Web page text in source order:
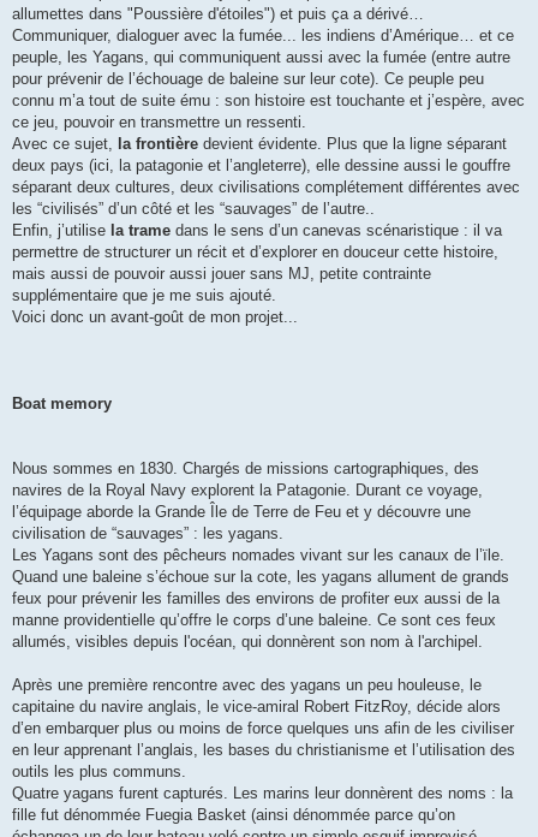
allumettes dans "Poussière d'étoiles") et puis ça a dérivé…
Communiquer, dialoguer avec la fumée... les indiens d’Amérique… et ce
peuple, les Yagans, qui communiquent aussi avec la fumée (entre autre
pour prévenir de l’échouage de baleine sur leur cote). Ce peuple peu
connu m’a tout de suite ému : son histoire est touchante et j’espère, avec
ce jeu, pouvoir en transmettre un ressenti.
Avec ce sujet, la frontière devient évidente. Plus que la ligne séparant
deux pays (ici, la patagonie et l’angleterre), elle dessine aussi le gouffre
séparant deux cultures, deux civilisations complétement différentes avec
les “civilisés” d’un côté et les “sauvages” de l’autre..
Enfin, j’utilise la trame dans le sens d’un canevas scénaristique : il va
permettre de structurer un récit et d’explorer en douceur cette histoire,
mais aussi de pouvoir aussi jouer sans MJ, petite contrainte
supplémentaire que je me suis ajouté.
Voici donc un avant-goût de mon projet...
Boat memory
Nous sommes en 1830. Chargés de missions cartographiques, des
navires de la Royal Navy explorent la Patagonie. Durant ce voyage,
l’équipage aborde la Grande Île de Terre de Feu et y découvre une
civilisation de “sauvages” : les yagans.
Les Yagans sont des pêcheurs nomades vivant sur les canaux de l’ïle.
Quand une baleine s’échoue sur la cote, les yagans allument de grands
feux pour prévenir les familles des environs de profiter eux aussi de la
manne providentielle qu’offre le corps d’une baleine. Ce sont ces feux
allumés, visibles depuis l'océan, qui donnèrent son nom à l'archipel.
Après une première rencontre avec des yagans un peu houleuse, le
capitaine du navire anglais, le vice-amiral Robert FitzRoy, décide alors
d’en embarquer plus ou moins de force quelques uns afin de les civiliser
en leur apprenant l’anglais, les bases du christianisme et l’utilisation des
outils les plus communs.
Quatre yagans furent capturés. Les marins leur donnèrent des noms : la
fille fut dénommée Fuegia Basket (ainsi dénommée parce qu’on